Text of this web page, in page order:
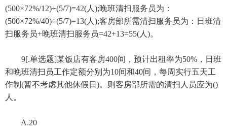
(500×72%/12)÷(5/7)=42(人);晚班清扫服务员为：
(500×72%/40)÷(5/7)=13(人);客房部所需清扫服务员为：日班清
扫服务员+晚班清扫服务员=42+13=55(人)。
9[.单选题]某饭店有客房400间，预计出租率为50%，日班
和晚班清扫员工作定额分别为10间和40间，每周实行五天工
作制(暂不考虑其他休假日)。则客房部所需的清扫人员应为()
人。
A.20